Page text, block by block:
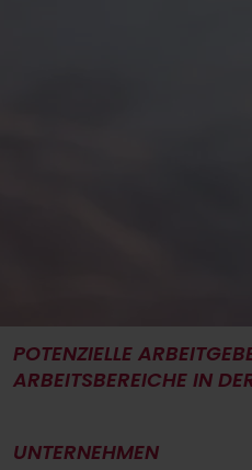
POTENZIELLE
ARBEITSBEREICHE IN
UNTERNEHMEN